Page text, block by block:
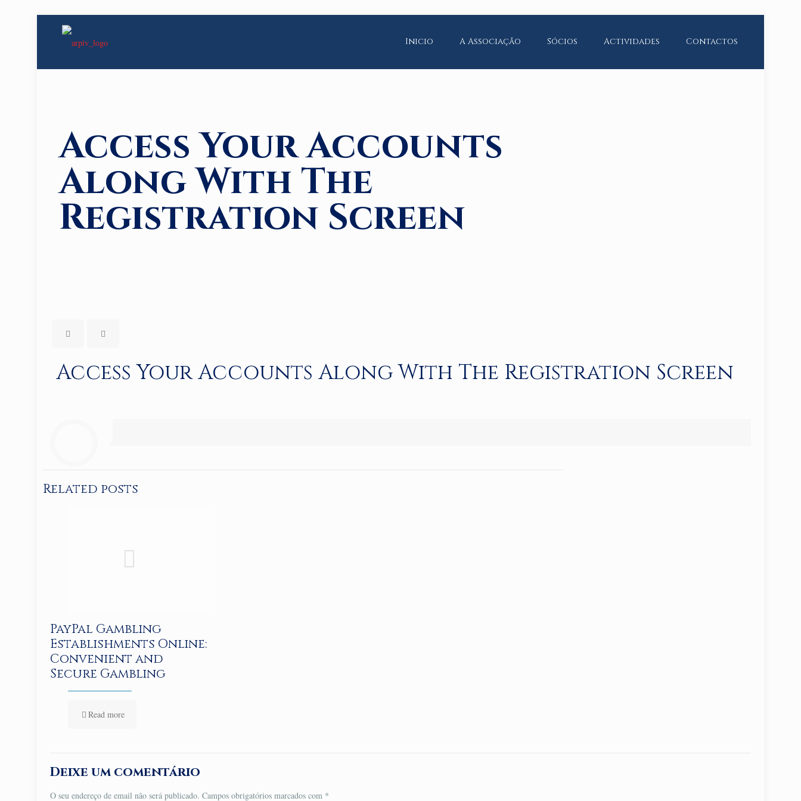
Inicio A Associação Sócios Actividades Contactos
Access Your Accounts
Along With The
Registration Screen
Access Your Accounts Along With The Registration Screen
Related posts
PayPal Gambling
Establishments Online:
Convenient and
Secure Gambling
Read more
Deixe um comentário
O seu endereço de email não será publicado. Campos obrigatórios marcados com *